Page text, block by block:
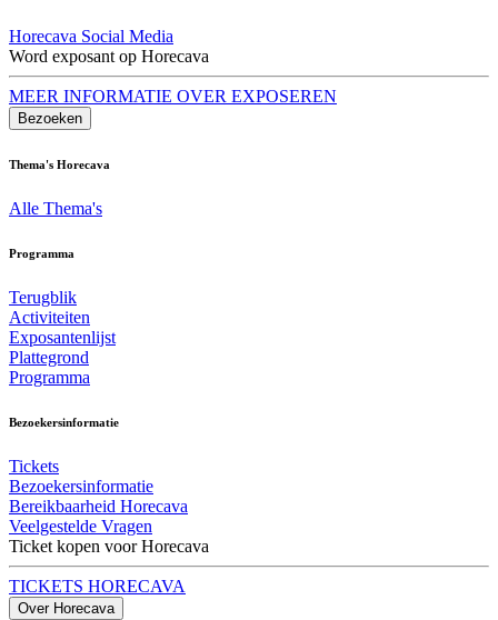
Horecava Social Media
Word exposant op Horecava
MEER INFORMATIE OVER EXPOSEREN
Bezoeken
Thema's Horecava
Alle Thema's
Programma
Terugblik
Activiteiten
Exposantenlijst
Plattegrond
Programma
Bezoekersinformatie
Tickets
Bezoekersinformatie
Bereikbaarheid Horecava
Veelgestelde Vragen
Ticket kopen voor Horecava
TICKETS HORECAVA
Over Horecava